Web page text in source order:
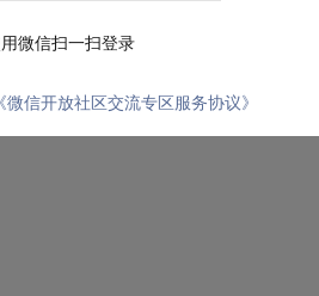
微信扫一扫登录
《微信开放社区交流专区服务协议》